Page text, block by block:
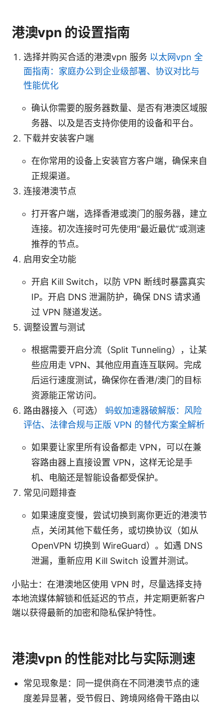
港澳vpn 的设置指南
选择并购买合适的港澳vpn 服务 以太网vpn 全
面指南：家庭办公到企业级部署、协议对比与
性能优化
确认你需要的服务器数量、是否有港澳区域服
务器、以及是否支持你使用的设备和平台。
下载并安装客户端
在你常用的设备上安装官方客户端，确保来自
正规渠道。
连接港澳节点
打开客户端，选择香港或澳门的服务器，建立
连接。初次连接时可先使用“最近最优”或测速
推荐的节点。
启用安全功能
开启 Kill Switch，以防 VPN 断线时暴露真实
IP。开启 DNS 泄漏防护，确保 DNS 请求通
过 VPN 隧道发送。
调整设置与测试
根据需要开启分流（Split Tunneling），让某
些应用走 VPN、其他应用直连互联网。完成
后运行速度测试，确保你在香港/澳门的目标
资源能正常访问。
路由器接入（可选） 蚂蚁加速器破解版：风险
评估、法律合规与正版 VPN 的替代方案全解析
如果要让家里所有设备都走 VPN，可以在兼
容路由器上直接设置 VPN，这样无论是手
机、电脑还是智能设备都受保护。
常见问题排查
如果速度变慢，尝试切换到离你更近的港澳节
点，关闭其他下载任务，或切换协议（如从
OpenVPN 切换到 WireGuard）。如遇 DNS
泄漏，重新应用 Kill Switch 设置并测试。
小贴士：在港澳地区使用 VPN 时，尽量选择支持
本地流媒体解锁和低延迟的节点，并定期更新客户
端以获得最新的加密和隐私保护特性。
港澳vpn 的性能对比与实际测速
常见现象是：同一提供商在不同港澳节点的速
度差异显著，受节假日、跨境网络骨干路由以